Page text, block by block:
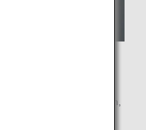
Mahlzeiten
ihre gewünschte
ab Tokio können auf
Kooperationen bestellen,
serviert werden.